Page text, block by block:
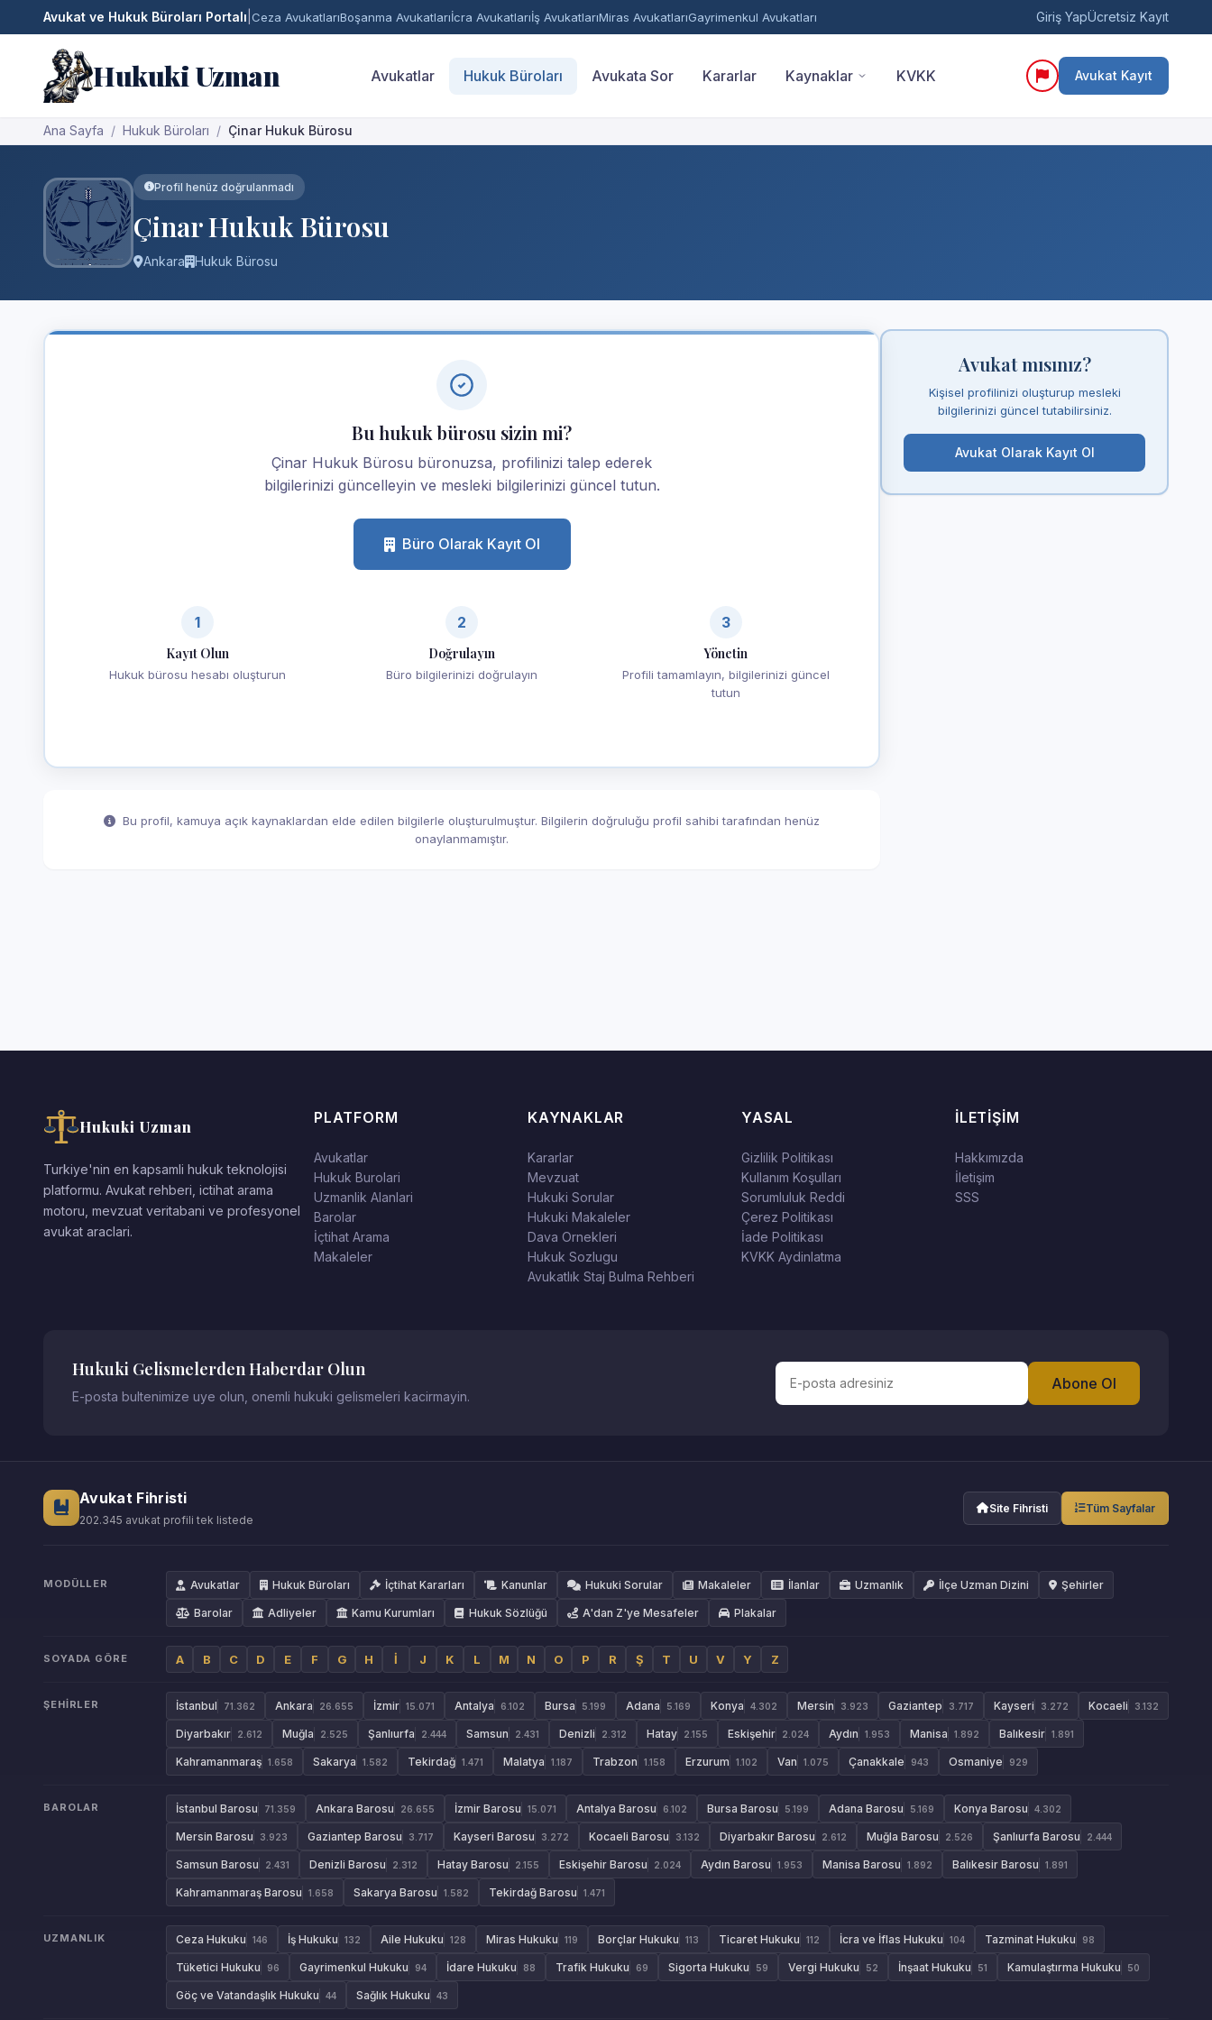
Avukat ve Hukuk Büroları Portalı Ceza AvukatlarıBoşanma Avukatlarıİcra Avukatlarıİş AvukatlarıMiras AvukatlarıGayrimenkul Avukatları Giriş YapÜcretsiz Kayıt
Hukuki Uzman Avukatlar Hukuk Büroları Avukata Sor Kararlar Kaynaklar KVKK Avukat Kayıt
Ana Sayfa Hukuk Büroları Çinar Hukuk Bürosu
Profil henüz doğrulanmadı
Çinar Hukuk Bürosu
Ankara Hukuk Bürosu
Bu hukuk bürosu sizin mi?
Çinar Hukuk Bürosu büronuzsa, profilinizi talep ederek
bilgilerinizi güncelleyin ve mesleki bilgilerinizi güncel tutun.
Büro Olarak Kayıt Ol
1
Kayıt Olun
Hukuk bürosu hesabı oluşturun
2
Doğrulayın
Büro bilgilerinizi doğrulayın
3
Yönetin
Profili tamamlayın, bilgilerinizi güncel
tutun
Bu profil, kamuya açık kaynaklardan elde edilen bilgilerle oluşturulmuştur. Bilgilerin doğruluğu profil sahibi tarafından henüz
onaylanmamıştır.
Avukat mısınız?
Kişisel profilinizi oluşturup mesleki
bilgilerinizi güncel tutabilirsiniz.
Avukat Olarak Kayıt Ol
Hukuki Uzman
Turkiye'nin en kapsamli hukuk teknolojisi
platformu. Avukat rehberi, ictihat arama
motoru, mevzuat veritabani ve profesyonel
avukat araclari.
PLATFORM
Avukatlar
Hukuk Burolari
Uzmanlik Alanlari
Barolar
İçtihat Arama
Makaleler
KAYNAKLAR
Kararlar
Mevzuat
Hukuki Sorular
Hukuki Makaleler
Dava Ornekleri
Hukuk Sozlugu
Avukatlık Staj Bulma Rehberi
YASAL
Gizlilik Politikası
Kullanım Koşulları
Sorumluluk Reddi
Çerez Politikası
İade Politikası
KVKK Aydinlatma
İLETIŞIM
Hakkımızda
İletişim
SSS
Hukuki Gelismelerden Haberdar Olun
E-posta bultenimize uye olun, onemli hukuki gelismeleri kacirmayin.
Abone Ol
Avukat Fihristi
202.345 avukat profili tek listede
Site Fihristi Tüm Sayfalar
MODÜLLER Avukatlar Hukuk Büroları İçtihat Kararları Kanunlar Hukuki Sorular Makaleler İlanlar Uzmanlık İlçe Uzman Dizini Şehirler
Barolar Adliyeler Kamu Kurumları Hukuk Sözlüğü A'dan Z'ye Mesafeler Plakalar
SOYADA GÖRE A B C D E F G H İ J K L M N O P R Ş T U V Y Z
ŞEHIRLER İstanbul 71.362 Ankara 26.655 İzmir 15.071 Antalya 6.102 Bursa 5.199 Adana 5.169 Konya 4.302 Mersin 3.923 Gaziantep 3.717 Kayseri 3.272 Kocaeli 3.132
Diyarbakır 2.612 Muğla 2.525 Şanlıurfa 2.444 Samsun 2.431 Denizli 2.312 Hatay 2.155 Eskişehir 2.024 Aydın 1.953 Manisa 1.892 Balıkesir 1.891
Kahramanmaraş 1.658 Sakarya 1.582 Tekirdağ 1.471 Malatya 1.187 Trabzon 1.158 Erzurum 1.102 Van 1.075 Çanakkale 943 Osmaniye 929
BAROLAR İstanbul Barosu 71.359 Ankara Barosu 26.655 İzmir Barosu 15.071 Antalya Barosu 6.102 Bursa Barosu 5.199 Adana Barosu 5.169 Konya Barosu 4.302
Mersin Barosu 3.923 Gaziantep Barosu 3.717 Kayseri Barosu 3.272 Kocaeli Barosu 3.132 Diyarbakır Barosu 2.612 Muğla Barosu 2.526 Şanlıurfa Barosu 2.444
Samsun Barosu 2.431 Denizli Barosu 2.312 Hatay Barosu 2.155 Eskişehir Barosu 2.024 Aydın Barosu 1.953 Manisa Barosu 1.892 Balıkesir Barosu 1.891
Kahramanmaraş Barosu 1.658 Sakarya Barosu 1.582 Tekirdağ Barosu 1.471
UZMANLIK Ceza Hukuku 146 İş Hukuku 132 Aile Hukuku 128 Miras Hukuku 119 Borçlar Hukuku 113 Ticaret Hukuku 112 İcra ve İflas Hukuku 104 Tazminat Hukuku 98
Tüketici Hukuku 96 Gayrimenkul Hukuku 94 İdare Hukuku 88 Trafik Hukuku 69 Sigorta Hukuku 59 Vergi Hukuku 52 İnşaat Hukuku 51 Kamulaştırma Hukuku 50
Göç ve Vatandaşlık Hukuku 44 Sağlık Hukuku 43